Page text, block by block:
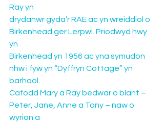
Ray yn
drydanwr gyda’r RAE ac yn wreiddiol o
Birkenhead ger Lerpwl. Priodwyd hwy
yn
Birkenhead yn 1956 ac yna symudon
nhw i fyw yn “Dyffryn Cottage” yn
barhaol.
Cafodd Mary a Ray bedwar o blant –
Peter, Jane, Anne a Tony – naw o
wyrion a